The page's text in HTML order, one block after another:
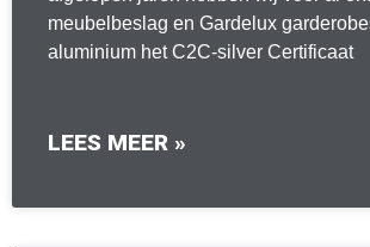
meubelbeslag en Gardelux
aluminium het C2C-silver Certificaat
LEES MEER »